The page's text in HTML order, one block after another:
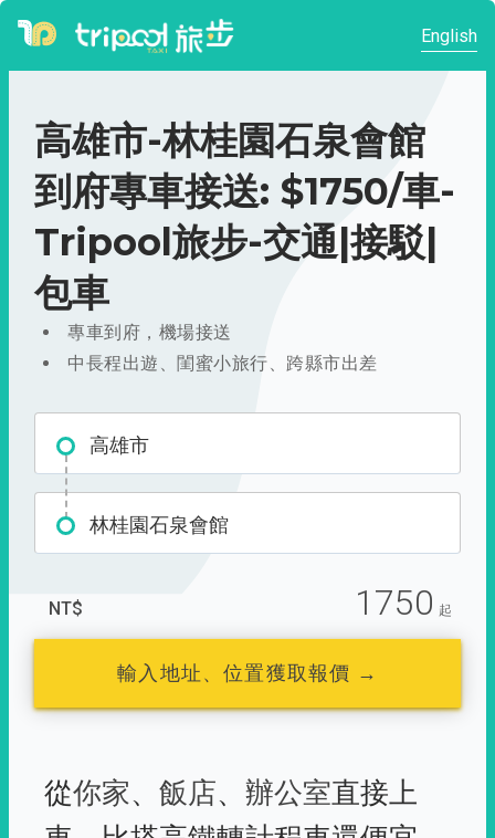
English
高雄市-林桂園石泉會館
到府專車接送: $1750/車-
Tripool旅步-交通|接駁|
包車
專車到府，機場接送
中長程出遊、閨蜜小旅行、跨縣市出差
高雄市
林桂園石泉會館
NT$ 1750 起
輸入地址、位置獲取報價 →
從你家、 飯店、 辦公室直接上